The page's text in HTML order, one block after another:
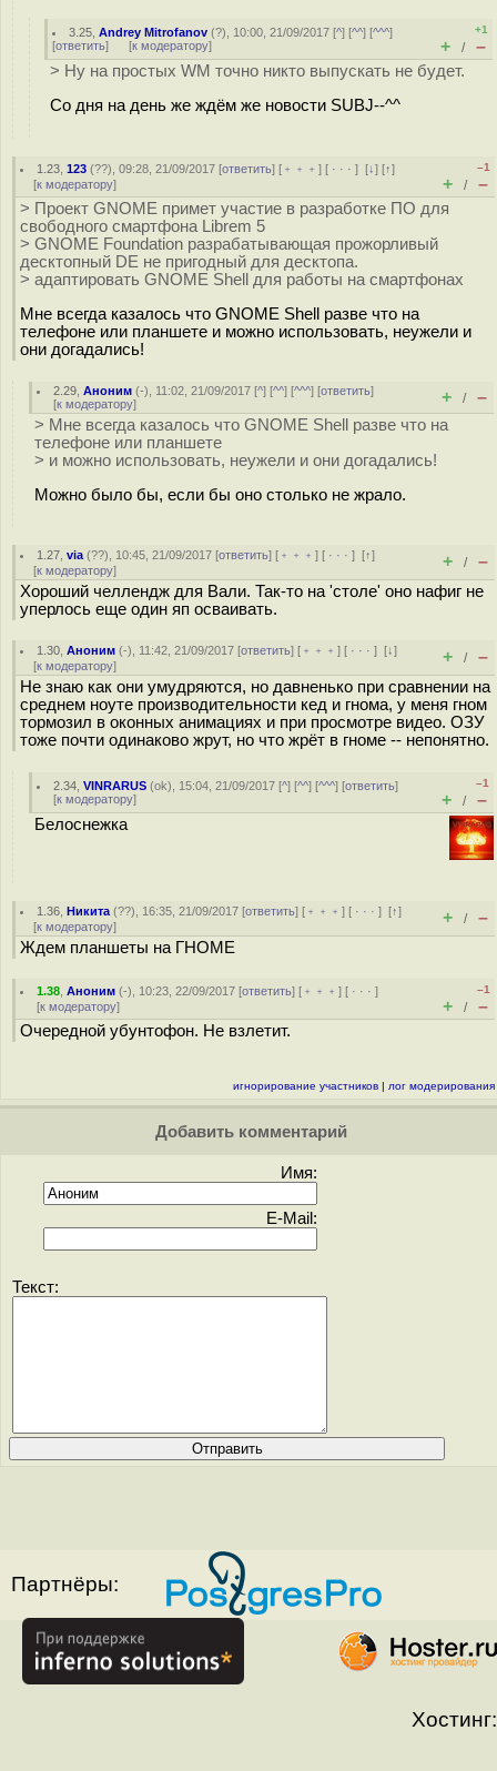
3.25 ,Andrey Mitrofanov (?), 10:00, 21/09/2017 [^] [^^] [^^^]
[ответить] [к модератору]
+1
+ / –
> Ну на простых WM точно никто выпускать не будет.
Со дня на день же ждём же новости SUBJ--^^
1.23 ,123 (??), 09:28, 21/09/2017 [ответить] [ ﹢﹢﹢] [ · · ·][↓] [↑]
[к модератору]
–1
+ / –
> Проект GNOME примет участие в разработке ПО для
свободного смартфона Librem 5
> GNOME Foundation разрабатывающая прожорливый
десктопный DE не пригодный для десктопа.
> адаптировать GNOME Shell для работы на смартфонах
Мне всегда казалось что GNOME Shell разве что на
телефоне или планшете и можно использовать, неужели и
они догадались!
2.29 ,Аноним (-), 11:02, 21/09/2017 [^] [^^] [^^^] [ответить]
[к модератору] + / –
> Мне всегда казалось что GNOME Shell разве что на
телефоне или планшете
> и можно использовать, неужели и они догадались!
Можно было бы, если бы оно столько не жрало.
1.27 ,via (??), 10:45, 21/09/2017 [ответить] [ ﹢﹢﹢] [ · · ·][↑]
[к модератору] + / –
Хороший челлендж для Вали. Так-то на 'столе' оно нафиг не
уперлось еще один яп осваивать.
1.30 ,Аноним (-), 11:42, 21/09/2017 [ответить] [ ﹢﹢﹢] [ · · ·][↓]
[к модератору] + / –
Не знаю как они умудряются, но давненько при сравнении на
среднем ноуте производительности кед и гнома, у меня гном
тормозил в оконных анимациях и при просмотре видео. ОЗУ
тоже почти одинаково жрут, но что жрёт в гноме -- непонятно.
2.34 ,VINRARUS (ok), 15:04, 21/09/2017 [^] [^^] [^^^] [ответить]
[к модератору]
–1
+ / –
Белоснежка
1.36 ,Никита (??), 16:35, 21/09/2017 [ответить] [ ﹢﹢﹢] [ · · ·][↑]
[к модератору] + / –
Ждем планшеты на ГНОМЕ
1.38 ,Аноним (-), 10:23, 22/09/2017 [ответить] [ ﹢﹢﹢] [ · · ·]
[к модератору]
–1
+ / –
Очередной убунтофон. Не взлетит.
игнорирование участников | лог модерирования
Добавить комментарий
Имя:
E-Mail:
Текст:
Партнёры:
Хостинг: